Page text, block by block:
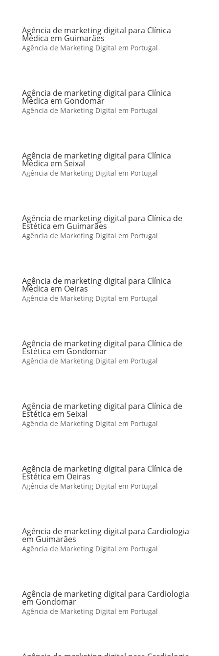
Agência de marketing digital para Clínica
Médica em Guimarães
Agência de Marketing Digital em Portugal
Agência de marketing digital para Clínica
Médica em Gondomar
Agência de Marketing Digital em Portugal
Agência de marketing digital para Clínica
Médica em Seixal
Agência de Marketing Digital em Portugal
Agência de marketing digital para Clínica de
Estética em Guimarães
Agência de Marketing Digital em Portugal
Agência de marketing digital para Clínica
Médica em Oeiras
Agência de Marketing Digital em Portugal
Agência de marketing digital para Clínica de
Estética em Gondomar
Agência de Marketing Digital em Portugal
Agência de marketing digital para Clínica de
Estética em Seixal
Agência de Marketing Digital em Portugal
Agência de marketing digital para Clínica de
Estética em Oeiras
Agência de Marketing Digital em Portugal
Agência de marketing digital para Cardiologia
em Guimarães
Agência de Marketing Digital em Portugal
Agência de marketing digital para Cardiologia
em Gondomar
Agência de Marketing Digital em Portugal